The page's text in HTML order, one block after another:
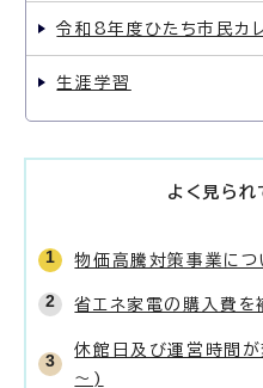
令和8年度ひたち市民カ
生涯学習
よく見られ
物価高騰対策事業につ
省エネ家電の購入費を
休館日及び運営時間
～)